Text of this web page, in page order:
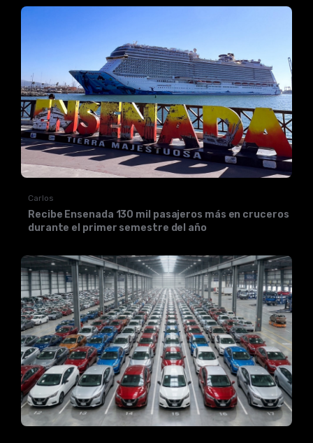
Carlos
Recibe Ensenada 130 mil pasajeros más en cruceros
durante el primer semestre del año